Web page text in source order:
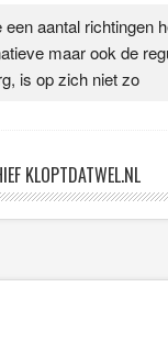
aantal richtingen
maar ook de
is op zich niet zo
KLOPTDATWEL.NL